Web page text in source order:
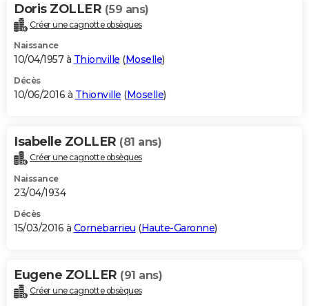
Doris ZOLLER (59 ans)
Créer une cagnotte obsèques
Naissance
10/04/1957 à Thionville (Moselle)
Décès
10/06/2016 à Thionville (Moselle)
Isabelle ZOLLER (81 ans)
Créer une cagnotte obsèques
Naissance
23/04/1934
Décès
15/03/2016 à Cornebarrieu (Haute-Garonne)
Eugene ZOLLER (91 ans)
Créer une cagnotte obsèques